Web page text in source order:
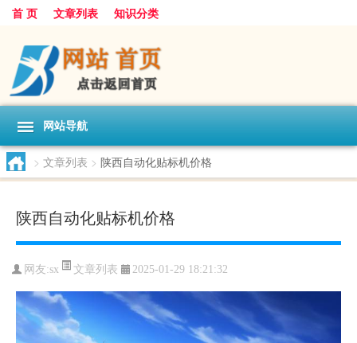
首 页 文章列表 知识分类
网站导航
> 文章列表 > 陕西自动化贴标机价格
陕西自动化贴标机价格
网友:sx 文章列表 2025-01-29 18:21:32